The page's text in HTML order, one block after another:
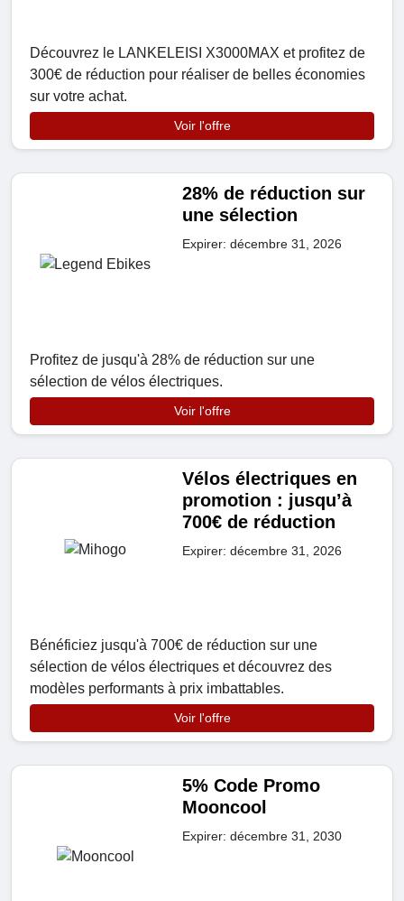
Découvrez le LANKELEISI X3000MAX et profitez de
300€ de réduction pour réaliser de belles économies
sur votre achat.
Voir l'offre
28% de réduction sur
une sélection
Expirer: décembre 31, 2026
Profitez de jusqu'à 28% de réduction sur une
sélection de vélos électriques.
Voir l'offre
Vélos électriques en
promotion : jusqu’à
700€ de réduction
Expirer: décembre 31, 2026
Bénéficiez jusqu'à 700€ de réduction sur une
sélection de vélos électriques et découvrez des
modèles performants à prix imbattables.
Voir l'offre
5% Code Promo
Mooncool
Expirer: décembre 31, 2030